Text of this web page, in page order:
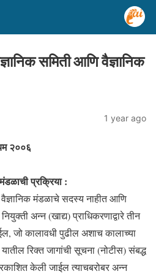
समिती आणि वैज्ञानिक
1 year ago
२००६
प्रक्रिया :
मंडळाचे सदस्य नाहीत आणि
अन्न (खाद्य) प्राधिकरणाद्वारे तीन
जो कालावधी पुढील अशाच कालाच्या
रिक्त जागांची सूचना (नोटीस) संबद्ध
केली जाईल त्याचबरोबर अन्न